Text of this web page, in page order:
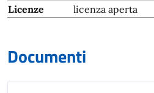
Licenze licenza aperta
Documenti